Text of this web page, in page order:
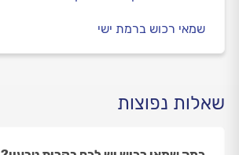
שמאי רכוש ברמת ישי
שאלות נפוצות